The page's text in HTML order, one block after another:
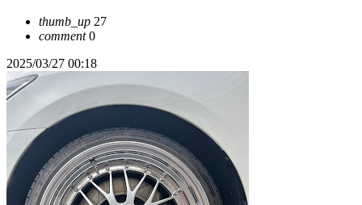
thumb_up 27
comment0
2025/03/27 00:18